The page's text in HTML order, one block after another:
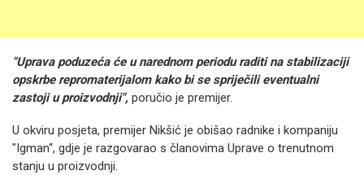
"Uprava poduzeća će u narednom periodu raditi na stabilizaciji
opskrbe repromaterijalom kako bi se spriječili eventualni
zastoji u proizvodnji", poručio je premijer.
U okviru posjeta, premijer Nikšić je obišao radnike i kompaniju
"Igman“, gdje je razgovarao s članovima Uprave o trenutnom
stanju u proizvodnji.